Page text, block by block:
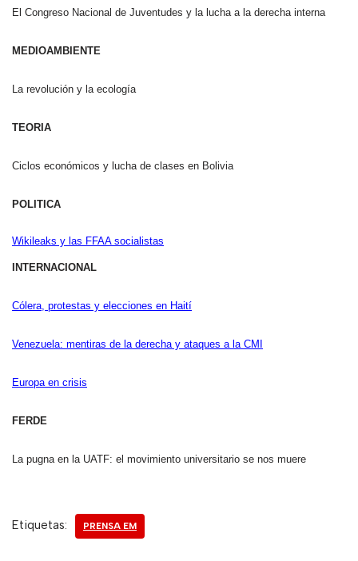
El Congreso Nacional de Juventudes y la lucha a la derecha interna
MEDIOAMBIENTE
La revolución y la ecología
TEORIA
Ciclos económicos y lucha de clases en Bolivia
POLITICA
Wikileaks y las FFAA socialistas
INTERNACIONAL
Cólera, protestas y elecciones en Haití
Venezuela: mentiras de la derecha y ataques a la CMI
Europa en crisis
FERDE
La pugna en la UATF: el movimiento universitario se nos muere
Etiquetas: PRENSA EM